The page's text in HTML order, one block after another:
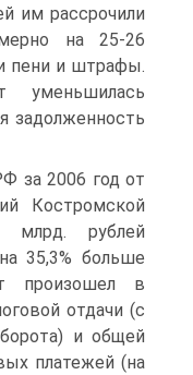
им рассрочили
на 25-26
пени и штрафы.
задолженность
за 2006 год от
Костромской
млрд. рублей
35,3% больше
произошел в
отдачи (с
и общей
платежей (на